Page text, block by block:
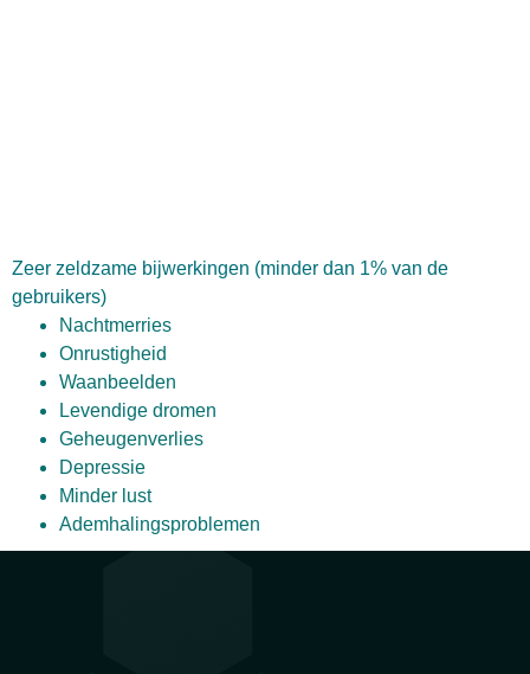
Zeer zeldzame bijwerkingen (minder dan 1% van de
gebruikers)
Nachtmerries
Onrustigheid
Waanbeelden
Levendige dromen
Geheugenverlies
Depressie
Minder lust
Ademhalingsproblemen